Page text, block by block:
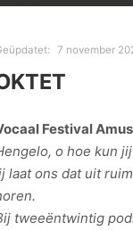
7 november
Festival
o hoe kun
laat ons dat uit
tweeëntwintig